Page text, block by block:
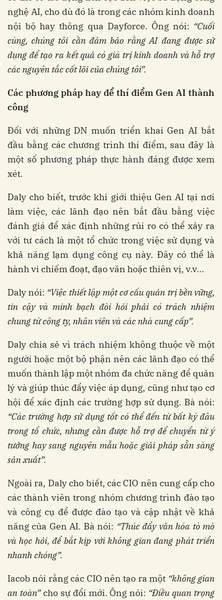
nghệ AI, cho dù đó là trong các nhóm kinh doanh
nội bộ hay thông qua Dayforce. Ông nói: “Cuối
cùng, chúng tôi cần đảm bảo rằng AI đang được sử
dụng để tạo ra kết quả có giá trị kinh doanh và hỗ trợ
các nguyên tắc cốt lõi của chúng tôi”.
Các phương pháp hay để thí điểm Gen AI thành
công
Đối với những DN muốn triển khai Gen AI bắt
đầu bằng các chương trình thí điểm, sau đây là
một số phương pháp thực hành đáng được xem
xét.
Daly cho biết, trước khi giới thiệu Gen AI tại nơi
làm việc, các lãnh đạo nên bắt đầu bằng việc
đánh giá để xác định những rủi ro có thể xảy ra
với tư cách là một tổ chức trong việc sử dụng và
khả năng lạm dụng công cụ này. Đây có thể là
hành vi chiếm đoạt, đạo văn hoặc thiên vị, v.v...
Daly nói: “Việc thiết lập một cơ cấu quản trị bền vững,
tin cậy và minh bạch đòi hỏi phải có trách nhiệm
chung từ công ty, nhân viên và các nhà cung cấp”.
Daly chia sẻ vì trách nhiệm không thuộc về một
người hoặc một bộ phận nên các lãnh đạo có thể
muốn thành lập một nhóm đa chức năng để quản
lý và giúp thúc đẩy việc áp dụng, cũng như tạo cơ
hội để xác định các trường hợp sử dụng. Bà nói:
“Các trường hợp sử dụng tốt có thể đến từ bất kỳ đâu
trong tổ chức, nhưng cần được hỗ trợ để chuyển từ ý
tưởng hay sang nguyên mẫu hoặc giải pháp sẵn sàng
sản xuất”.
Ngoài ra, Daly cho biết, các CIO nên cung cấp cho
các thành viên trong nhóm chương trình đào tạo
và công cụ để được đào tạo và cập nhật về khả
năng của Gen AI. Bà nói: “Thúc đẩy văn hóa tò mò
và học hỏi, để bắt kịp với không gian đang phát triển
nhanh chóng”.
Iacob nói rằng các CIO nên tạo ra một “không gian
an toàn”cho sự đổi mới. Ông nói: “Điều quan trọng